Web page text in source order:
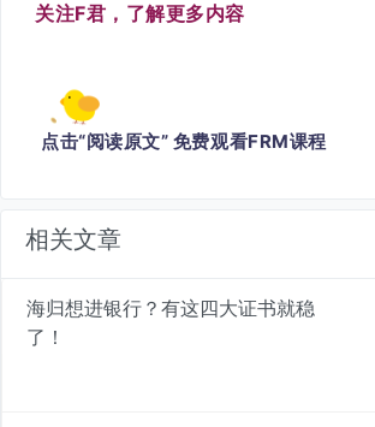
关注F君 ，了解更多内容
点击“阅读原文” 免费观看FRM课程
相关文章
海归想进银行？有这四大证书就稳
了！